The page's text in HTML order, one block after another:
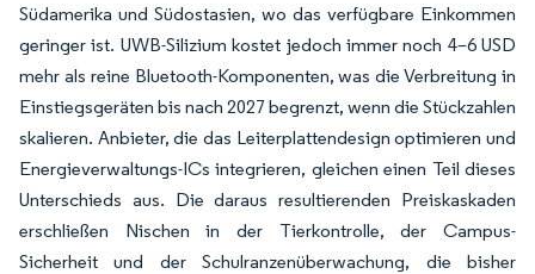
Südamerika und Südostasien, wo das verfügbare Einkommen
geringer ist. UWB-Silizium kostet jedoch immer noch 4–6 USD
mehr als reine Bluetooth-Komponenten, was die Verbreitung in
Einstiegsgeräten bis nach 2027 begrenzt, wenn die Stückzahlen
skalieren. Anbieter, die das Leiterplattendesign optimieren und
Energieverwaltungs-ICs integrieren, gleichen einen Teil dieses
Unterschieds aus. Die daraus resultierenden Preiskaskaden
erschließen Nischen in der Tierkontrolle, der Campus-
Sicherheit und der Schulranzenüberwachung, die bisher